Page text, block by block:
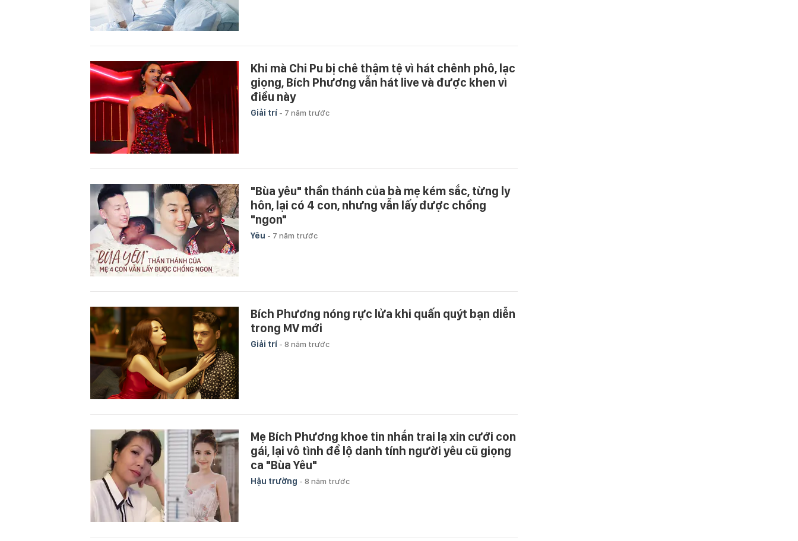
Khi mà Chi Pu bị chê thậm tệ vì hát chênh phô, lạc
giọng, Bích Phương vẫn hát live và được khen vì
điều này
Giải trí - 7 năm trước
"Bùa yêu" thần thánh của bà mẹ kém sắc, từng ly
hôn, lại có 4 con, nhưng vẫn lấy được chồng
"ngon"
Yêu - 7 năm trước
Bích Phương nóng rực lửa khi quấn quýt bạn diễn
trong MV mới
Giải trí - 8 năm trước
Mẹ Bích Phương khoe tin nhắn trai lạ xin cưới con
gái, lại vô tình để lộ danh tính người yêu cũ giọng
ca "Bùa Yêu"
Hậu trường - 8 năm trước